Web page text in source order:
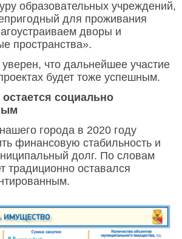
образовательных учреждений,
для проживания
дворы и
пространства».
что дальнейшее участие
будет тоже успешным.
социально
города в 2020 году
финансовую стабильность и
долг. По словам
традиционно оставался